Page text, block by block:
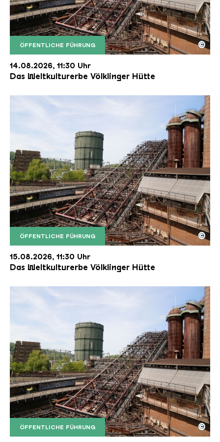
ÖFFENTLICHE FÜHRUNG
Der Erzschrägaufzug der Völklinger Hütte mit
Copyright: Weltkulturerbe Völklinger Hütte | Karl
©
14.08.2026, 11:30 Uhr
Das Weltkulturerbe Völklinger Hütte
ÖFFENTLICHE FÜHRUNG
Der Erzschrägaufzug der Völklinger Hütte mit
Copyright: Weltkulturerbe Völklinger Hütte | Karl
©
15.08.2026, 11:30 Uhr
Das Weltkulturerbe Völklinger Hütte
ÖFFENTLICHE FÜHRUNG
Der Erzschrägaufzug der Völklinger Hütte mit
Copyright: Weltkulturerbe Völklinger Hütte | Karl
©